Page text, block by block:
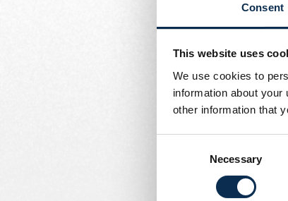
Consent
This website uses
We use cookies to
information about
other information that
Necessary
Vorig seizoen
League 2023/2024.
De talentvolle
Dudenpark, Vic!